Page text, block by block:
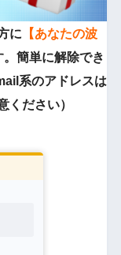
に 【あなたの波
簡単に解除でき
系のアドレスは
ください）